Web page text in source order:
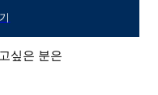
싶은 분은